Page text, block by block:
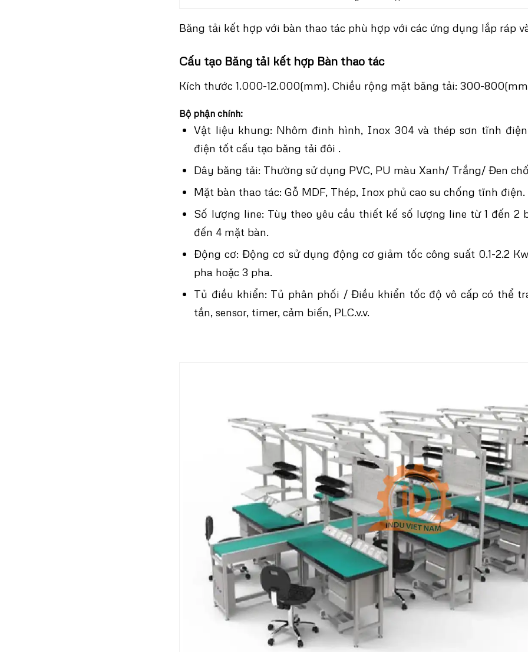
Băng tải kết hợp với bàn thao tác phù hợp với các ứng dụng lắp ráp
Cấu tạo Băng tải kết hợp Bàn thao tác
Kích thước 1.000-12.000(mm). Chiều rộng mặt băng tải: 300-
Bộ phận chính:
Vật liệu khung: Nhôm đinh hình, Inox 304 và thép sơn tĩnh
điện tốt cấu tạo băng tải đôi .
Dây băng tải: Thường sử dụng PVC, PU màu Xanh/ Trắng/ Đen
Mặt bàn thao tác: Gỗ MDF, Thép, Inox phủ cao su chống tĩnh điện.
Số lượng line: Tùy theo yêu cầu thiết kế số lượng line từ 1 đến 2
đến 4 mặt bàn.
Động cơ: Động cơ sử dụng động cơ giảm tốc công suất 0.1-2.2
pha hoặc 3 pha.
Tủ điều khiển: Tủ phân phối / Điều khiển tốc độ vô cấp có thể
tần, sensor, timer, cảm biến, PLC.v.v.